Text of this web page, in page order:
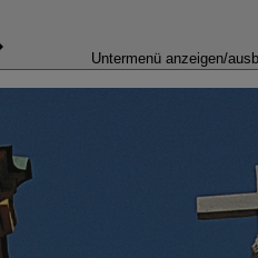
Untermenü anzeigen/